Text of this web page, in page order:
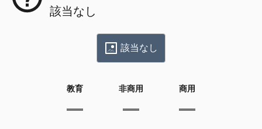
該当なし
該当なし
教育 非商用 商用